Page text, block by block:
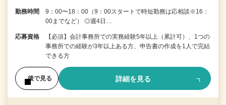
勤務時間
9：00〜18：00（9：00スタートで時短勤務は応相談※16：
00までなど） ◎週4日…
応募資格
【必須】会計事務所での実務経験5年以上（累計可）、1つの
事務所での経験が3年以上ある方、申告書の作成を1人で完結
できる方
後で見る 詳細を見る